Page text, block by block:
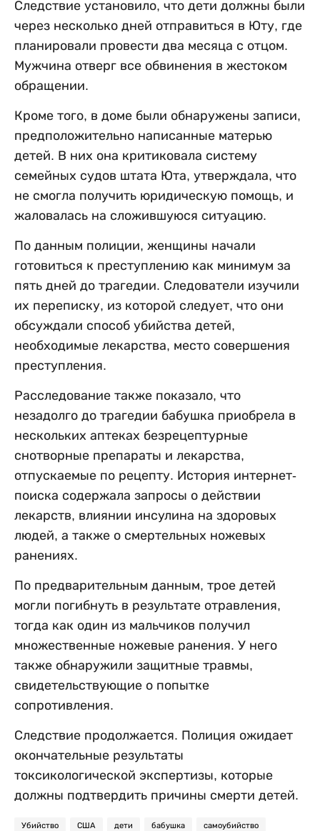
Следствие установило, что дети должны были
через несколько дней отправиться в Юту, где
планировали провести два месяца с отцом.
Мужчина отверг все обвинения в жестоком
обращении.
Кроме того, в доме были обнаружены записи,
предположительно написанные матерью
детей. В них она критиковала систему
семейных судов штата Юта, утверждала, что
не смогла получить юридическую помощь, и
жаловалась на сложившуюся ситуацию.
По данным полиции, женщины начали
готовиться к преступлению как минимум за
пять дней до трагедии. Следователи изучили
их переписку, из которой следует, что они
обсуждали способ убийства детей,
необходимые лекарства, место совершения
преступления.
Расследование также показало, что
незадолго до трагедии бабушка приобрела в
нескольких аптеках безрецептурные
снотворные препараты и лекарства,
отпускаемые по рецепту. История интернет-
поиска содержала запросы о действии
лекарств, влиянии инсулина на здоровых
людей, а также о смертельных ножевых
ранениях.
По предварительным данным, трое детей
могли погибнуть в результате отравления,
тогда как один из мальчиков получил
множественные ножевые ранения. У него
также обнаружили защитные травмы,
свидетельствующие о попытке
сопротивления.
Следствие продолжается. Полиция ожидает
окончательные результаты
токсикологической экспертизы, которые
должны подтвердить причины смерти детей.
Убийство США дети бабушка самоубийство